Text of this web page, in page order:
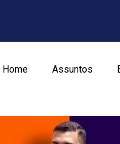
Home Assuntos